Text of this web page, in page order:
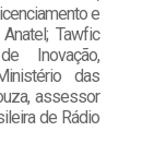
e
Tawfic
Inovação,
das
assessor
de Rádio